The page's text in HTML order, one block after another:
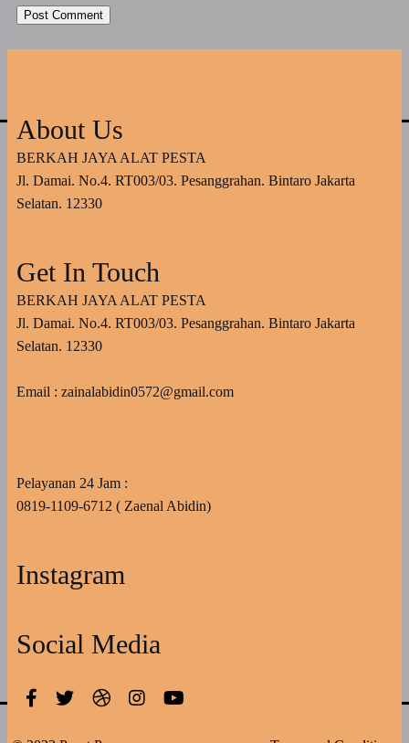
About Us
BERKAH JAYA ALAT PESTA
Jl. Damai. No.4. RT003/03. Pesanggrahan. Bintaro Jakarta
Selatan. 12330
Get In Touch
BERKAH JAYA ALAT PESTA
Jl. Damai. No.4. RT003/03. Pesanggrahan. Bintaro Jakarta
Selatan. 12330
Email : zainalabidin0572@gmail.com
Pelayanan 24 Jam :
0819-1109-6712 ( Zaenal Abidin)
Instagram
Social Media